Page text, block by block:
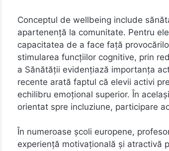
Conceptul de wellbeing include
apartenență la comunitate. Pentru
capacitatea de a face față
stimularea funcțiilor cognitive, prin
a Sănătății evidențiază importanța
recente arată faptul că elevii activi
echilibru emoțional superior. În
orientat spre incluziune, participare
În numeroase școli europene,
experiență motivațională și atractivă